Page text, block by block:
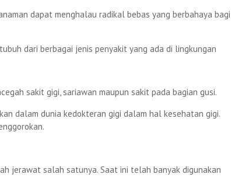
dapat menghalau radikal bebas yang berbahaya bagi
dari berbagai jenis penyakit yang ada di lingkungan
sakit gigi, sariawan maupun sakit pada bagian gusi.
dalam dunia kedokteran gigi dalam hal kesehatan gigi.
jerawat salah satunya. Saat ini telah banyak digunakan